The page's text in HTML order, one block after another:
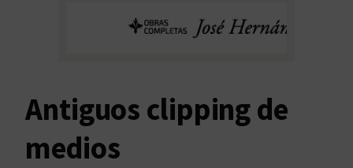
Antiguos clipping de
medios